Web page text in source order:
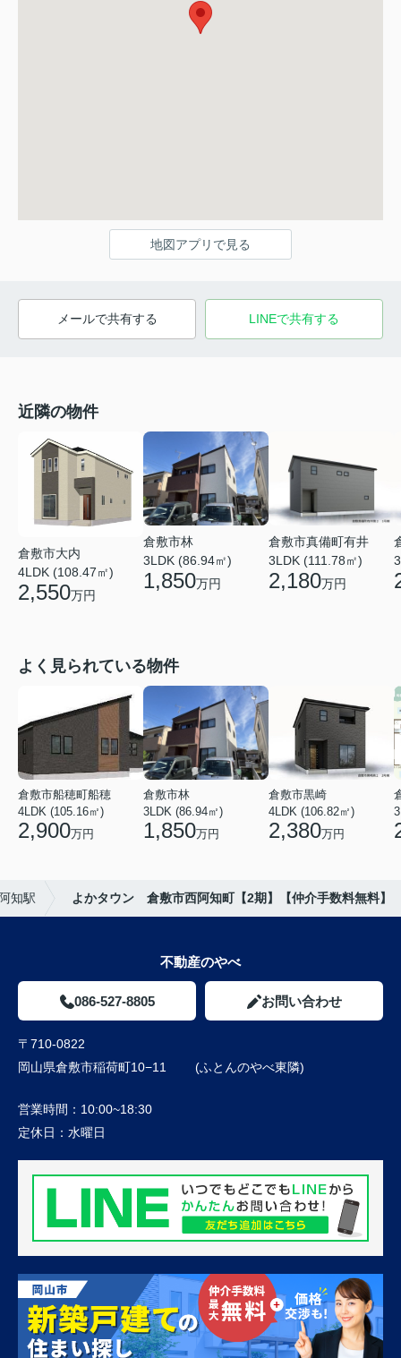
地図アプリで見る
メールで共有する LINEで共有する
近隣の物件
倉敷市大内
4LDK (108.47㎡)
2,550万円
倉敷市林
3LDK (86.94㎡)
1,850万円
倉敷市真備町有井
3LDK (111.78㎡)
2,180万円
よく見られている物件
倉敷市船穂町船穂
4LDK (105.16㎡)
2,900万円
倉敷市林
3LDK (86.94㎡)
1,850万円
倉敷市黒崎
4LDK (106.82㎡)
2,380万円
知駅 よかタウン 倉敷市西阿知町【2期】【仲介手数料無料】
不動産のやべ
086-527-8805 お問い合わせ
〒710-0822
岡山県倉敷市稲荷町10−11 (ふとんのやべ東隣)
営業時間： 10:00~18:30
定休日： 水曜日